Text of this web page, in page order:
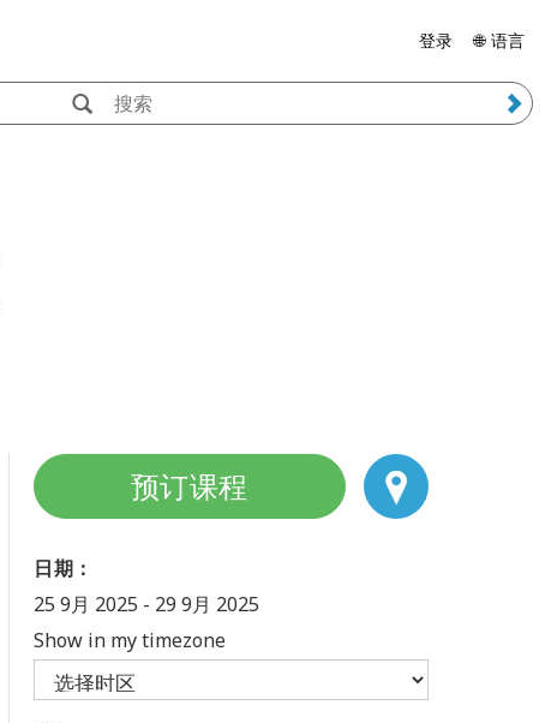
登录 🌐 语言
预订课程
日期：
25 9月 2025 - 29 9月 2025
Show in my timezone